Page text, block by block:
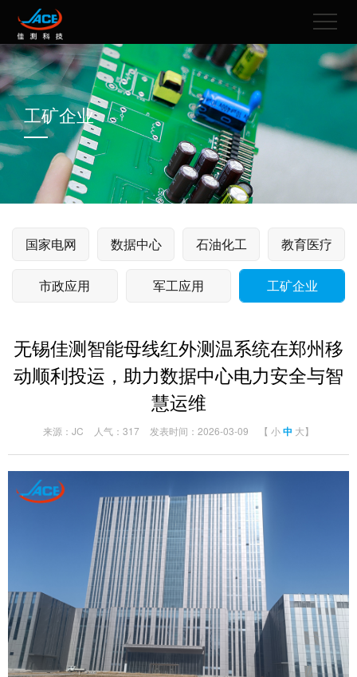
工矿企业
国家电网 数据中心 石油化工 教育医疗
市政应用 军工应用 工矿企业
无锡佳测智能母线红外测温系统在郑州移
动顺利投运，助力数据中心电力安全与智
慧运维
来源：JC 人气：317 发表时间：2026-03-09 【 小中 大】